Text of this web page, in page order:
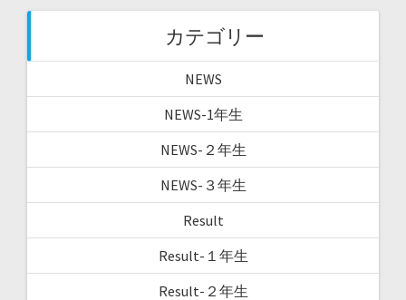
ビ
ゲ
ー
シ
ョ
ン
カテゴリー
NEWS
NEWS-1年生
NEWS-２年生
NEWS-３年生
Result
Result-１年生
Result-２年生